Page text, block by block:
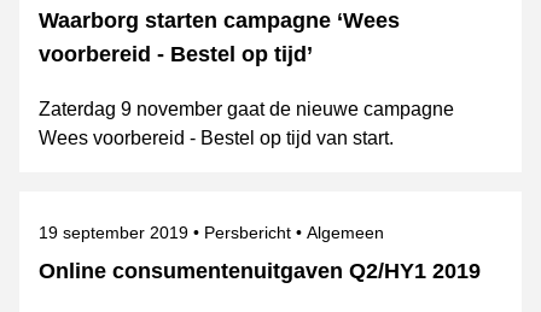
Waarborg starten campagne ‘Wees
voorbereid - Bestel op tijd’
Zaterdag 9 november gaat de nieuwe campagne
Wees voorbereid - Bestel op tijd van start.
Online consumentenuitgaven Q2/HY1 2019
Gepubliceerd op
19 september 2019 Categorie
Persbericht Onderwerpen
Algemeen